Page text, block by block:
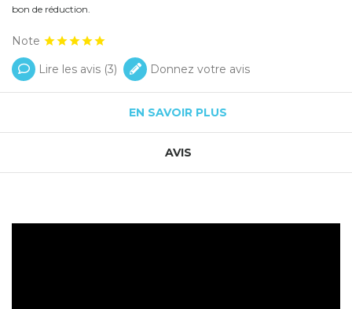
bon de réduction.
Note
Lire les avis (3) Donnez votre avis
EN SAVOIR PLUS
AVIS